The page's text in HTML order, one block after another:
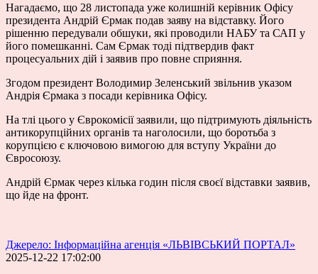
Нагадаємо, що 28 листопада уже колишній керівник Офісу
президента Андрій Єрмак подав заяву на відставку. Його
рішенню передували обшуки, які проводили НАБУ та САП у
його помешканні. Сам Єрмак тоді підтвердив факт
процесуальних дій і заявив про повне сприяння.
Згодом президент Володимир Зеленський звільнив указом
Андрія Єрмака з посади керівника Офісу.
На тлі цього у Єврокомісії заявили, що підтримують діяльність
антикорупційних органів та наголосили, що боротьба з
корупцією є ключовою вимогою для вступу України до
Євросоюзу.
Андрій Єрмак через кілька годин після своєї відставки заявив,
що йде на фронт.
Джерело: Інформаційна агенція «ЛЬВІВСЬКИЙ ПОРТАЛ»
2025-12-22 17:02:00